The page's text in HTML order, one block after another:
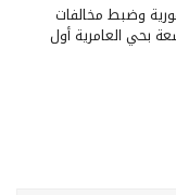
فورية وضبط مخالفات
بحي العامرية أول